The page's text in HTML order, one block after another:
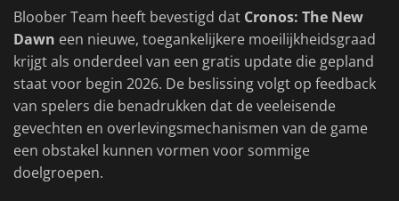
Bloober Team heeft bevestigd dat Cronos: The New
Dawn een nieuwe, toegankelijkere moeilijkheidsgraad
krijgt als onderdeel van een gratis update die gepland
staat voor begin 2026. De beslissing volgt op feedback
van spelers die benadrukken dat de veeleisende
gevechten en overlevingsmechanismen van de game
een obstakel kunnen vormen voor sommige
doelgroepen.